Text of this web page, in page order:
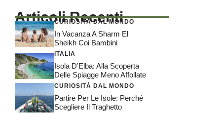
Articoli Recenti
CURIOSITÀ DAL MONDO
In Vacanza A Sharm El
Sheikh Coi Bambini
ITALIA
Isola D’Elba: Alla Scoperta
Delle Spiagge Meno Affollate
CURIOSITÀ DAL MONDO
Partire Per Le Isole: Perché
Scegliere Il Traghetto